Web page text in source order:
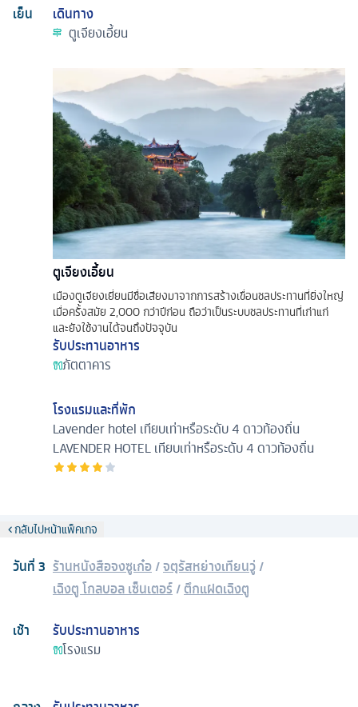
เย็น
เดินทาง
ตูเจียงเอี้ยน
ตูเจียงเอี้ยน
เมืองตูเจียงเยี่ยนมีชื่อเสียงมาจากการสร้างเขื่อนชลประทานที่ยิ่งใหญ่
เมื่อครั้งสมัย 2,000 กว่าปีก่อน ถือว่าเป็นระบบชลประทานที่เก่าแก่
และยังใช้งานได้จนถึงปัจจุบัน
รับประทานอาหาร
ภัตตาคาร
โรงแรมและที่พัก
Lavender hotel เทียบเท่าหรือระดับ 4 ดาวท้องถิ่น
LAVENDER HOTEL เทียบเท่าหรือระดับ 4 ดาวท้องถิ่น
กลับไปหน้าแพ็คเกจ
วันที่3 ร้านหนังสือจงซูเก๋อ/จตุรัสหย่างเทียนวู่/
เฉิงตู โกลบอล เซ็นเตอร์/ตึกแฝดเฉิงตู
เช้า
รับประทานอาหาร
โรงแรม